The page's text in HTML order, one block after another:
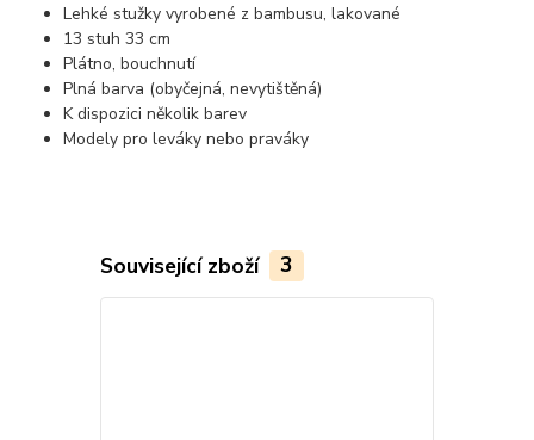
Lehké stužky vyrobené z bambusu, lakované
13 stuh 33 cm
Plátno, bouchnutí
Plná barva (obyčejná, nevytištěná)
K dispozici několik barev
Modely pro leváky nebo praváky
Související zboží 3